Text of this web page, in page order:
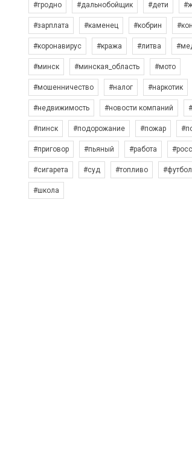
#гродно #дальнобойщик #дети
#зарплата #каменец #кобрин
#коронавирус #кража #литва
#минск #минская_область #мото
#мошенничество #налог #наркотик
#недвижимость #новости компаний
#пинск #подорожание #пожар
#приговор #пьяный #работа
#сигарета #суд #топливо #футбол
#школа